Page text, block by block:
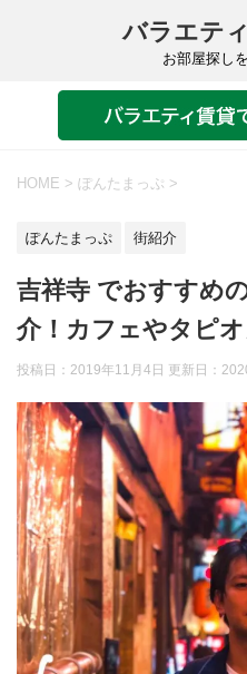
バラエテ
お部屋探し
HOME > ぽんたまっぷ >
ぽんたまっぷ 街紹介
吉祥寺 でおすすめ
介！カフェやタピ
投稿日：2019年11月4日 更新日：